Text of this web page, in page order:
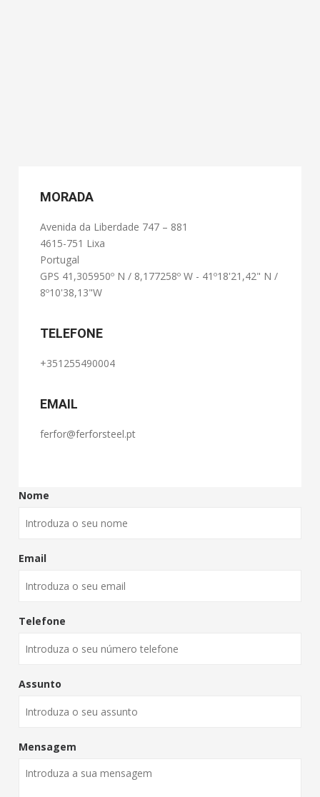
MORADA
Avenida da Liberdade 747 – 881
4615-751 Lixa
Portugal
GPS 41,305950º N / 8,177258º W - 41º18'21,42" N /
8º10'38,13"W
TELEFONE
+351255490004
EMAIL
ferfor@ferforsteel.pt
Nome
Email
Telefone
Assunto
Mensagem